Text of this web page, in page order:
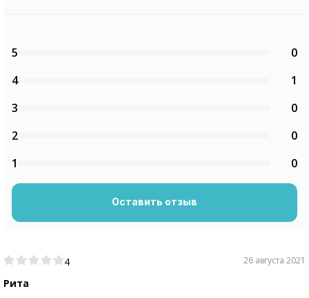
4
Рита
26 августа 2021
5
0
4
1
3
0
2
0
1
0
Оставить отзыв